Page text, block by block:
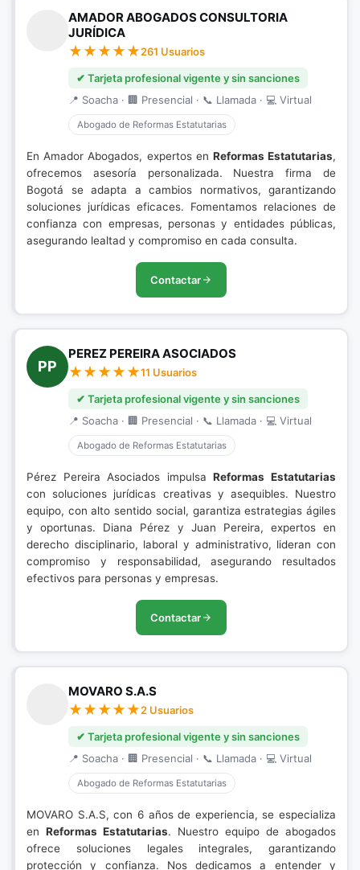
AMADOR ABOGADOS CONSULTORIA
JURÍDICA
261 Usuarios
✔ Tarjeta profesional vigente y sin sanciones
📍 Soacha · 🏢 Presencial · 📞 Llamada · 💻 Virtual
Abogado de Reformas Estatutarias
En Amador Abogados, expertos en Reformas Estatutarias,
ofrecemos asesoría personalizada. Nuestra firma de
Bogotá se adapta a cambios normativos, garantizando
soluciones jurídicas eficaces. Fomentamos relaciones de
confianza con empresas, personas y entidades públicas,
asegurando lealtad y compromiso en cada consulta.
Contactar
PP
PEREZ PEREIRA ASOCIADOS
11 Usuarios
✔ Tarjeta profesional vigente y sin sanciones
📍 Soacha · 🏢 Presencial · 📞 Llamada · 💻 Virtual
Abogado de Reformas Estatutarias
Pérez Pereira Asociados impulsaReformas Estatutarias
con soluciones jurídicas creativas y asequibles. Nuestro
equipo, con alto sentido social, garantiza estrategias ágiles
y oportunas. Diana Pérez y Juan Pereira, expertos en
derecho disciplinario, laboral y administrativo, lideran con
compromiso y responsabilidad, asegurando resultados
efectivos para personas y empresas.
Contactar
MOVARO S.A.S
2 Usuarios
✔ Tarjeta profesional vigente y sin sanciones
📍 Soacha · 🏢 Presencial · 📞 Llamada · 💻 Virtual
Abogado de Reformas Estatutarias
MOVARO S.A.S, con 6 años de experiencia, se especializa
en Reformas Estatutarias. Nuestro equipo de abogados
ofrece soluciones legales integrales, garantizando
protección y confianza. Nos dedicamos a entender y